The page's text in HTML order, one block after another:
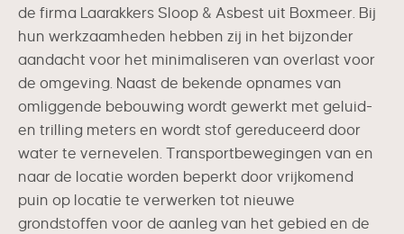
de firma Laarakkers Sloop & Asbest uit Boxmeer. Bij
hun werkzaamheden hebben zij in het bijzonder
aandacht voor het minimaliseren van overlast voor
de omgeving. Naast de bekende opnames van
omliggende bebouwing wordt gewerkt met geluid-
en trilling meters en wordt stof gereduceerd door
water te vernevelen. Transportbewegingen van en
naar de locatie worden beperkt door vrijkomend
puin op locatie te verwerken tot nieuwe
grondstoffen voor de aanleg van het gebied en de